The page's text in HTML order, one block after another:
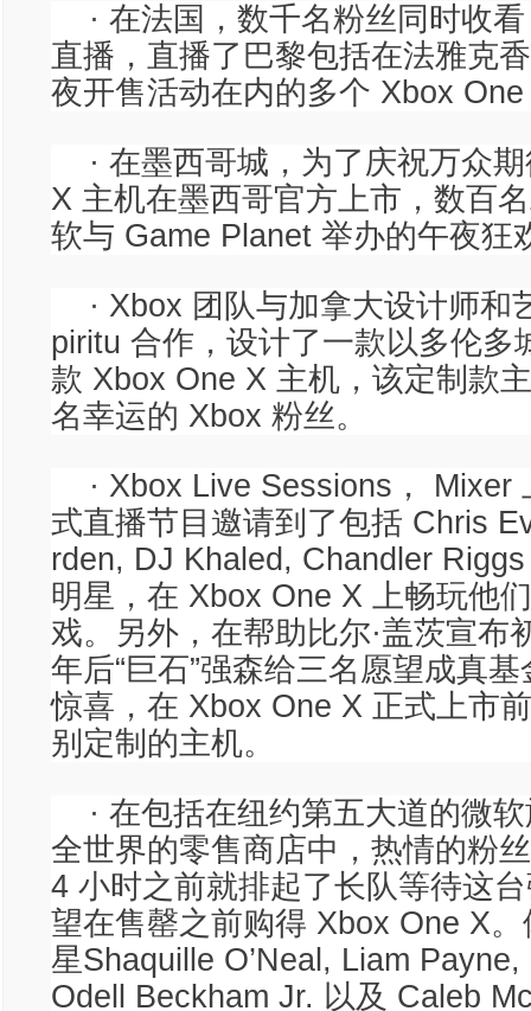
· 在法国，数千名粉丝同时收
直播，直播了巴黎包括在法雅克
夜开售活动在内的多个 Xbox
· 在墨西哥城，为了庆祝万众
X 主机在墨西哥官方上市，数百
软与 Game Planet 举办的午夜狂
· Xbox 团队与加拿大设计师和
piritu 合作，设计了一款以多伦多
款 Xbox One X 主机，该定制款
名幸运的 Xbox 粉丝。
· Xbox Live Sessions， Mixer
式直播节目邀请到了包括 Chris
rden, DJ Khaled, Chandler
明星，在 Xbox One X 上畅玩他
戏。另外，在帮助比尔·盖茨宣布
年后“巨石”强森给三名愿望成真
惊喜，在 Xbox One X 正式上市
别定制的主机。
· 在包括在纽约第五大道的微
全世界的零售商店中，热情的粉
4 小时之前就排起了长队等待这
望在售罄之前购得 Xbox One X
星Shaquille O’Neal, Liam
Odell Beckham Jr. 以及 Caleb